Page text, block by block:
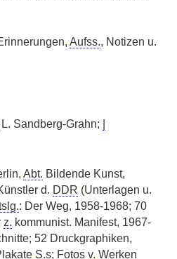
Aufss., Notizen u.
L. Sandberg-Grahn;
Abt. Bildende Kunst,
d. DDR (Unterlagen u.
: Der Weg, 1958-1968; 70
z. kommunist. Manifest, 1967-
52 Druckgraphiken,
S.s; Fotos v. Werken